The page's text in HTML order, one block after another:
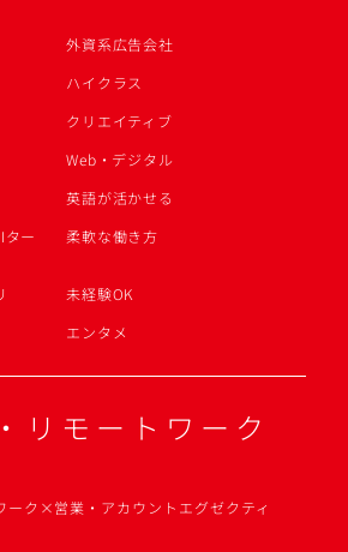
外資系広告会社
ハイクラス
クリエイティブ
Web・デジタル
英語が活かせる
ー
柔軟な働き方
未経験OK
エンタメ
リモートワーク
ーク×営業・アカウントエグゼクティ